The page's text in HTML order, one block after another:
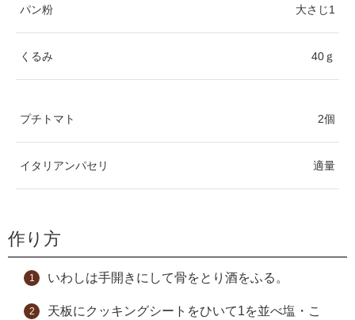
パン粉 大さじ1
くるみ 40ｇ
プチトマト 2個
イタリアンパセリ 適量
作り方
いわしは手開きにして骨をとり酒をふる。
天板にクッキングシートをひいて1を並べ塩・こ